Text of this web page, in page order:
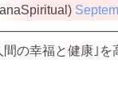
の幸福と健康｣